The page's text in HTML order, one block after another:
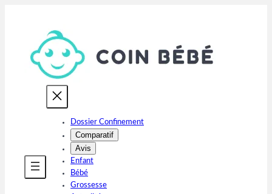
contenu
Dossier Confinement
Comparatif
Avis
Enfant
Bébé
Grossesse